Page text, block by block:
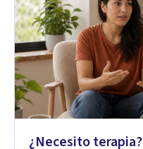
¿Necesito terapia?